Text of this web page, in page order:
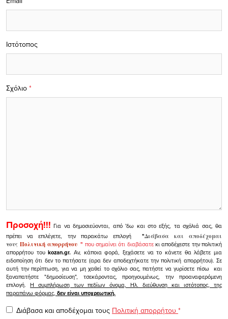
Σχόλιο *
Ιστότοπος
Προσοχή!!! Για να δημοσιεύονται, από 'δω και στο εξής, τα σχόλιά σας, θα
πρέπει να επιλέγετε, την παρακάτω επιλογή
"Διάβασα και αποδέχομαι
τουςΠολιτική απορρήτου" που σημαίνει ότι διαβάσατεκι αποδέχεστε την πολιτική
απορρήτου τουkozan.gr. Αν, κάποια φορά, ξεχάσετε να το κάνετε θα λάβετε μια
ειδοποίηση ότι δεν το πατήσατε (αρα δεν αποδεχτήκατε την πολιτική απορρήτου). Σε
αυτή την περίπτωση, για να μη χαθεί το σχόλιο σας, πατήστε να γυρίσετε πίσω και
ξαναπατήστε "δημοσίευση", τσεκάροντας, προηγουμένως, την προαναφερόμενη
επιλογή.Η συμπλήρωση των πεδίων όνομα, Ηλ. διεύθυνση και ιστότοπος, της
παραπάνω φόρμας, δεν είναι υποχρεωτική.
Διάβασα και αποδέχομαι τους Πολιτική απορρήτου *